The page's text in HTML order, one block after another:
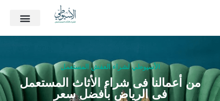
الأسيوطي لشراء العفش المستعمل
من أعمالنا فى شراء الأثاث المستعمل
فى الرياض بأفضل سعر